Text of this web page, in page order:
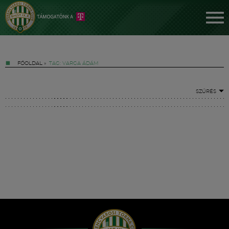
FŐOLDAL » TAG: VARGA ÁDÁM
SZŰRÉS
Hírek